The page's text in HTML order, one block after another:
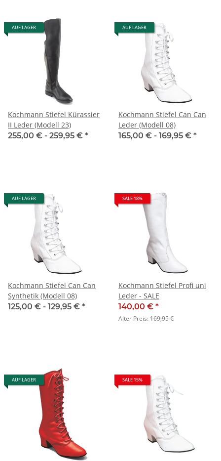
AUF LAGER
Kochmann Stiefel Kürassier
II Leder (Modell 23)
255,00 € - 259,95 € *
AUF LAGER
Kochmann Stiefel Can Can
Leder (Modell 08)
165,00 € - 169,95 € *
AUF LAGER
Kochmann Stiefel Can Can
Synthetik (Modell 08)
125,00 € - 129,95 € *
SALE 18%
Kochmann Stiefel Profi uni
Leder - SALE
140,00 € *
Alter Preis:169,95 €
AUF LAGER SALE 15%